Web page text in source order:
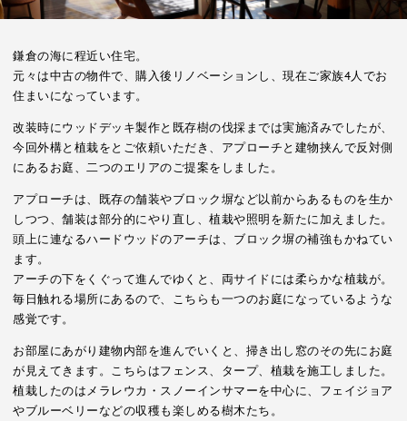
鎌倉の海に程近い住宅。
元々は中古の物件で、購入後リノベーションし、現在ご家族4人でお
住まいになっています。
改装時にウッドデッキ製作と既存樹の伐採までは実施済みでしたが、
今回外構と植栽をとご依頼いただき、アプローチと建物挟んで反対側
にあるお庭、二つのエリアのご提案をしました。
アプローチは、既存の舗装やブロック塀など以前からあるものを生か
しつつ、舗装は部分的にやり直し、植栽や照明を新たに加えました。
頭上に連なるハードウッドのアーチは、ブロック塀の補強もかねてい
ます。
アーチの下をくぐって進んでゆくと、両サイドには柔らかな植栽が。
毎日触れる場所にあるので、こちらも一つのお庭になっているような
感覚です。
お部屋にあがり建物内部を進んでいくと、掃き出し窓のその先にお庭
が見えてきます。こちらはフェンス、タープ、植栽を施工しました。
植栽したのはメラレウカ・スノーインサマーを中心に、フェイジョア
やブルーベリーなどの収穫も楽しめる樹木たち。